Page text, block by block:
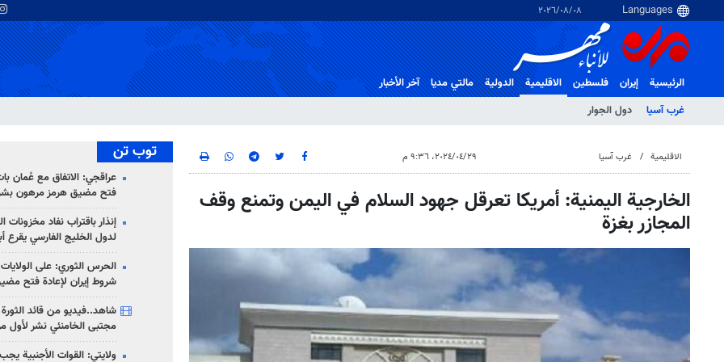
٠٨‏/٠٨‏/٢٠٢٦
الرئيسية إيران فلسطین
الاقلیمیة
غرب آسیا
دول الجوار
الدولية مالتي مدیا آخر الأخبار
الاقلیمیة غرب آسیا ٢٩‏/٠٤‏/٢٠٢٤، ٩:٣٦ م
الخارجية اليمنية: أمريكا تعرقل جهود السلام في اليمن وتمنع وقف
المجازر بغزة
توب تن
عراقجي: الاتفاق مع عُمان
فتح مضيق هرمز مرهون
إنذار باقتراب نفاد مخزونات
لدول الخليج الفارسي يقرع
الحرس الثوري: على
شروط إيران لإعادة فتح
شاهد..فيديو من قائد الثورة
مجتبى الخامنئي نشر لأول
ولايتي: القوات الأجنبية